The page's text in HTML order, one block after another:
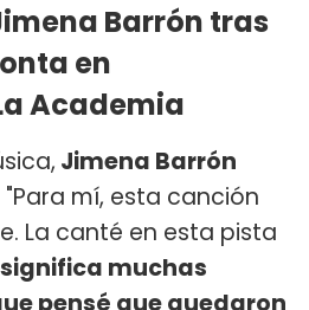
Barrón tras
en
Academia
Jimena Barrón
"Para mí, esta canción
La canté en esta pista
significa muchas
pensé que quedaron